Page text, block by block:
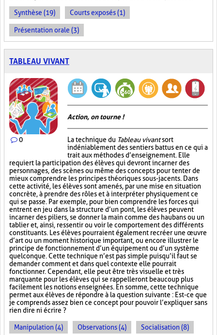
Synthèse (19) Courts exposés (1)
Présentation orale (3)
TABLEAU VIVANT
0
Action, on tourne !
La technique du Tableau vivantsort
indéniablement des sentiers battus en ce qui a
trait aux méthodes d’enseignement. Elle
requiert la participation des élèves qui devront incarner des
personnages, des scènes ou même des concepts pour tenter de
mieux comprendre les principes théoriques sous-jacents. Dans
cette activité, les élèves sont amenés, par une mise en situation
concrète, à prendre des rôles et à interpréter physiquement ce
qui se passe. Par exemple, pour bien comprendre les forces qui
entrent en jeu dans la structure d’un pont, les élèves peuvent
incarner des piliers, se donner la main comme des haubans ou un
tablier et, ainsi, ressentir ou voir le comportement des différents
constituants. Les élèves pourraient également recréer une œuvre
d’art ou un moment historique important, ou encore illustrer le
principe de fonctionnement d’un équipement ou d’un système
quelconque. Cette technique n’est pas simple puisqu’il faut se
demander comment et dans quel contexte elle pourrait
fonctionner. Cependant, elle peut être très visuelle et très
marquante pour les élèves qui se rappelleront beaucoup plus
facilement les notions enseignées. En somme, cette technique
permet aux élèves de répondre à la question suivante : Est-ce que
je comprends assez bien ce concept pour pouvoir l’expliquer sans
rien dire ni écrire ?
Manipulation (4) Observations (4) Socialisation (8)